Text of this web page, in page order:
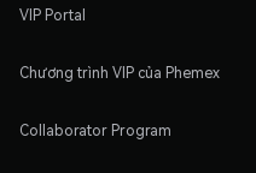
VIP Portal
Chương trình VIP của Phemex
Collaborator Program